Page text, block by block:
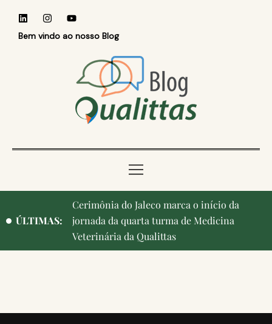
Bem vindo ao nosso Blog
ÚLTIMAS:
Cerimônia do Jaleco marca o início da
jornada da quarta turma de Medicina
Veterinária da Qualittas
Qualittas, Portas Abertas! e aniversário de
Campinas, cidade onde nasceu a instituição,
ganham destaque na imprensa